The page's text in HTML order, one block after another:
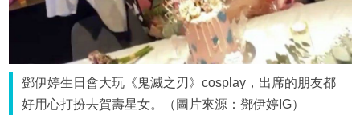
鄧伊婷生日會大玩《鬼滅之刃》cosplay，出席的朋友都
好用心打扮去賀壽星女。（圖片來源：鄧伊婷IG）